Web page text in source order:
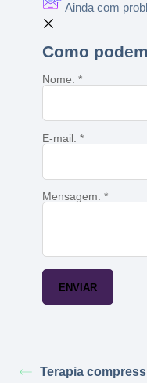
Ainda com
Como
Nome: *
E-mail: *
Mensagem: *
Terapia